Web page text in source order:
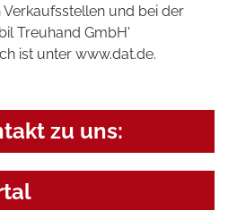
und bei der
Treuhand GmbH'
ist unter www.dat.de.
zu uns: